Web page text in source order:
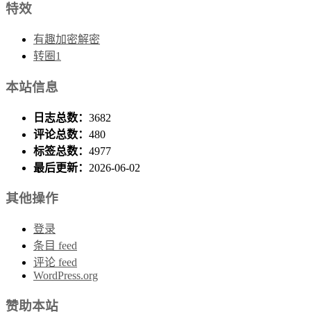
特效
有趣加密解密
转圈1
本站信息
日志总数： 3682
评论总数： 480
标签总数： 4977
最后更新： 2026-06-02
其他操作
登录
条目 feed
评论 feed
WordPress.org
赞助本站